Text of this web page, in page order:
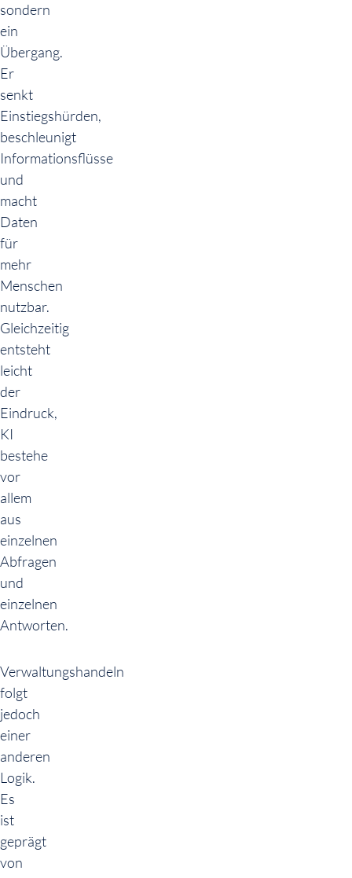
sondern
ein
Übergang.
Er
senkt
Einstiegshürden,
beschleunigt
Informationsflüsse
und
macht
Daten
für
mehr
Menschen
nutzbar.
Gleichzeitig
entsteht
leicht
der
Eindruck,
KI
bestehe
vor
allem
aus
einzelnen
Abfragen
und
einzelnen
Antworten.
Verwaltungshandeln
folgt
jedoch
einer
anderen
Logik.
Es
ist
geprägt
von